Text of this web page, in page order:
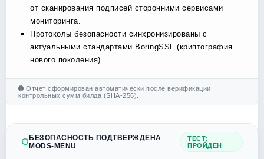
от сканирования подписей сторонними сервисами
мониторинга.
Протоколы безопасности синхронизированы с
актуальными стандартами BoringSSL (криптография
нового поколения).
Отчет сформирован автоматически после верификации
контрольных сумм билда (SHA-256).
БЕЗОПАСНОСТЬ ПОДТВЕРЖДЕНА
MODS-MENU
ТЕСТ:
ПРОЙДЕН